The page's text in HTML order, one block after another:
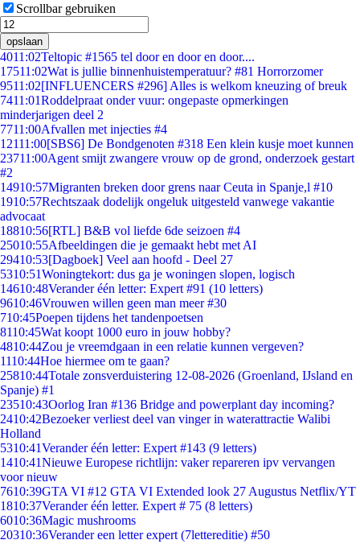
Scrollbar gebruiken
opslaan
4011:02Teltopic #1565 tel door en door en door....
17511:02Wat is jullie binnenhuistemperatuur? #81 Horrorzomer
9511:02[INFLUENCERS #296] Alles is welkom kneuzing of breuk
7411:01Roddelpraat onder vuur: ongepaste opmerkingen
minderjarigen deel 2
7711:00Afvallen met injecties #4
12111:00[SBS6] De Bondgenoten #318 Een klein kusje moet kunnen
23711:00Agent smijt zwangere vrouw op de grond, onderzoek gestart
#2
14910:57Migranten breken door grens naar Ceuta in Spanje,l #10
1910:57Rechtszaak dodelijk ongeluk uitgesteld vanwege vakantie
advocaat
18810:56[RTL] B&B vol liefde 6de seizoen #4
25010:55Afbeeldingen die je gemaakt hebt met AI
29410:53[Dagboek] Veel aan hoofd - Deel 27
5310:51Woningtekort: dus ga je woningen slopen, logisch
14610:48Verander één letter: Expert #91 (10 letters)
9610:46Vrouwen willen geen man meer #30
710:45Poepen tijdens het tandenpoetsen
8110:45Wat koopt 1000 euro in jouw hobby?
4810:44Zou je vreemdgaan in een relatie kunnen vergeven?
1110:44Hoe hiermee om te gaan?
25810:44Totale zonsverduistering 12-08-2026 (Groenland, IJsland en
Spanje) #1
23510:43Oorlog Iran #136 Bridge and powerplant day incoming?
2410:42Bezoeker verliest deel van vinger in waterattractie Walibi
Holland
5310:41Verander één letter: Expert #143 (9 letters)
1410:41Nieuwe Europese richtlijn: vaker repareren ipv vervangen
voor nieuw
7610:39GTA VI #12 GTA VI Extended look 27 Augustus Netflix/YT
1810:37Verander één letter. Expert # 75 (8 letters)
6010:36Magic mushrooms
20310:36Verander een letter expert (7lettereditie) #50